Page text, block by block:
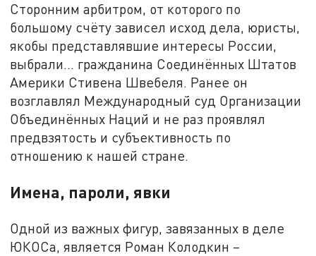
Сторонним арбитром, от которого по
большому счёту зависел исход дела, юристы,
якобы представлявшие интересы России,
выбрали… гражданина Соединённых Штатов
Америки Стивена Швебеля. Ранее он
возглавлял Международный суд Организации
Объединённых Наций и не раз проявлял
предвзятость и субъективность по
отношению к нашей стране.
Имена, пароли, явки
Одной из важных фигур, завязанных в деле
ЮКОСа, является Роман Колодкин –